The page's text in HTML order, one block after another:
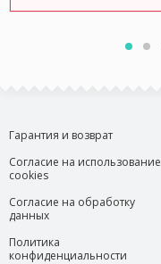
Гарантия и возврат
Согласие на использование
cookies
Согласие на обработку
данных
Политика
конфиденциальности